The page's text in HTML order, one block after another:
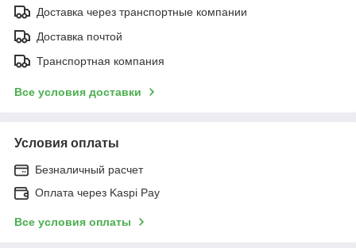
Доставка через транспортные компании
Доставка почтой
Транспортная компания
Все условия доставки
Условия оплаты
Безналичный расчет
Оплата через Kaspi Pay
Все условия оплаты